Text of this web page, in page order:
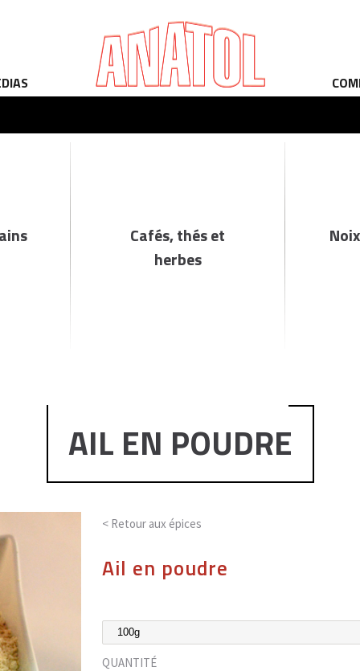
Cafés, thés et
herbes
AIL EN POUDRE
< Retour aux épices
Ail en poudre
QUANTITÉ